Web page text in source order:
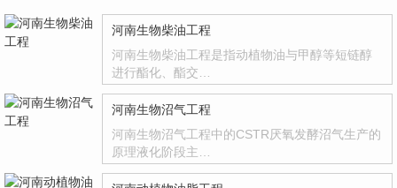
河南生物柴油工程
河南生物柴油工程是指动植物油与甲醇等短链醇
进行酯化、酯交…
河南生物沼气工程
河南生物沼气工程中的CSTR厌氧发酵沼气生产的
原理液化阶段主…